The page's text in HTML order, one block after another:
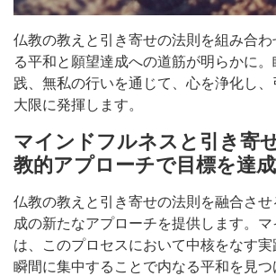
仏教の教えと引き寄せの法則を組み合
る平和と願望達成への道筋が明らかに
践、無私の行いを通じて、心を浄化し
大限に発揮します。
マインドフルネスと引き寄
教的アプローチで目標を達
仏教の教えと引き寄せの法則を融合さ
成の新たなアプローチを提供します。
は、このプロセスにおいて中核をなす
瞬間に集中することで内なる平和を見